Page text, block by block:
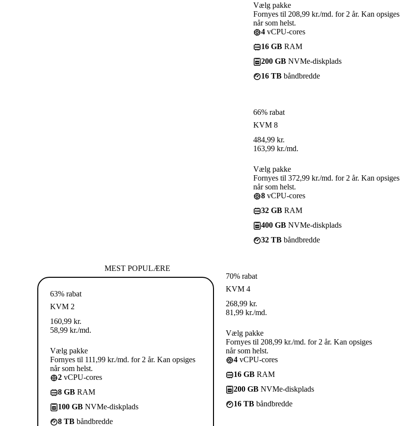
Vælg pakke
Fornyes til 208,99 kr./md. for 2 år. Kan opsiges
når som helst.
4 vCPU-cores
16 GB RAM
200 GB NVMe-diskplads
16 TB båndbredde
66% rabat
KVM 8
484,99 kr.
163,99 kr./md.
Vælg pakke
Fornyes til 372,99 kr./md. for 2 år. Kan opsiges
når som helst.
8 vCPU-cores
32 GB RAM
400 GB NVMe-diskplads
32 TB båndbredde
MEST POPULÆRE
63% rabat
KVM 2
160,99 kr.
58,99 kr./md.
Vælg pakke
Fornyes til 111,99 kr./md. for 2 år. Kan opsiges
når som helst.
2 vCPU-cores
8 GB RAM
100 GB NVMe-diskplads
8 TB båndbredde
70% rabat
KVM 4
268,99 kr.
81,99 kr./md.
Vælg pakke
Fornyes til 208,99 kr./md. for 2 år. Kan opsiges
når som helst.
4 vCPU-cores
16 GB RAM
200 GB NVMe-diskplads
16 TB båndbredde